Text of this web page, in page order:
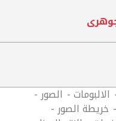
الالبومات الصور
خريطة الصور